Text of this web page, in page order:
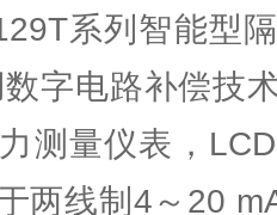
系列智能型
字电路补偿技
测量仪表，
两线制4～20